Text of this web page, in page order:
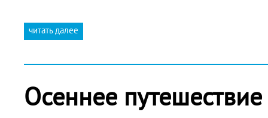
читать далее
Осеннее